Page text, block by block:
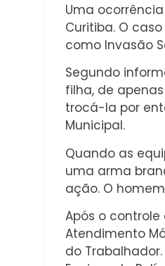
Uma
Curitiba. O
como Invasão
Segundo
filha, de
trocá-la por
Municipal.
Quando as
uma arma
ação. O
Após o
Atendimento
do Trabalhador.